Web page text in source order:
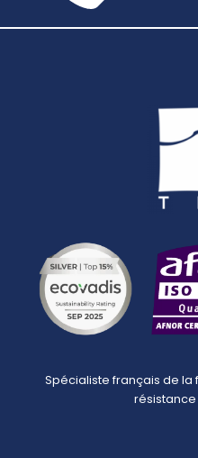
Spécialiste français de la
résistance